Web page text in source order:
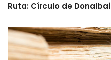
Ruta: Círculo de Donalbai